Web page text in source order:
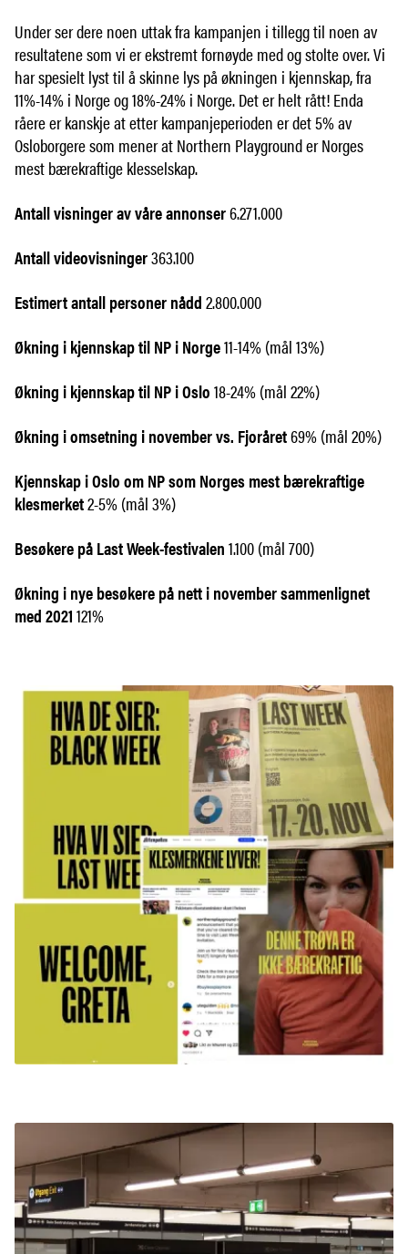
Under ser dere noen uttak fra kampanjen i tillegg til noen av
resultatene som vi er ekstremt fornøyde med og stolte over. Vi
har spesielt lyst til å skinne lys på økningen i kjennskap, fra
11%-14% i Norge og 18%-24% i Norge. Det er helt rått! Enda
råere er kanskje at etter kampanjeperioden er det 5% av
Osloborgere som mener at Northern Playground er Norges
mest bærekraftige klesselskap.
Antall visninger av våre annonser6.271.000
Antall videovisninger363.100
Estimert antall personer nådd2.800.000
Økning i kjennskap til NP i Norge11-14% (mål 13%)
Økning i kjennskap til NP i Oslo18-24% (mål 22%)
Økning i omsetning i november vs. Fjoråret69% (mål 20%)
Kjennskap i Oslo om NP som Norges mest bærekraftige
klesmerket2-5% (mål 3%)
Besøkere på Last Week-festivalen1.100 (mål 700)
Økning i nye besøkere på nett i november sammenlignet
med 2021121%